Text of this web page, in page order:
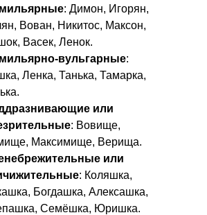
: Димон, Игорян,
Вован, Никитос, Максон,
Васек, Ленок.
вульгарные:
Ленка, Танька, Тамарка,
или
: Вовище,
Максимище, Верища.
или
: Коляшка,
Богдашка, Алексашка,
Семёшка, Юришка.